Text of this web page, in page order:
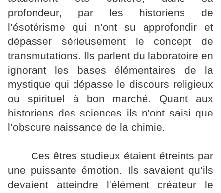
profondeur, par les historiens de
l’ésotérisme qui n’ont su approfondir et
dépasser sérieusement le concept de
transmutations. Ils parlent du laboratoire en
ignorant les bases élémentaires de la
mystique qui dépasse le discours religieux
ou spirituel à bon marché. Quant aux
historiens des sciences ils n’ont saisi que
l’obscure naissance de la chimie.
Ces êtres studieux étaient étreints par
une puissante émotion. Ils savaient qu’ils
devaient atteindre l’élément créateur le